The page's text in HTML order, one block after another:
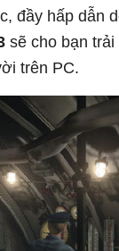
đầy hấp dẫn
sẽ cho bạn
trên PC.